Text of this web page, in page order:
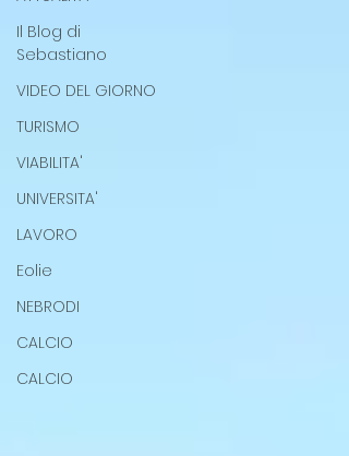
Il Blog di
Sebastiano
VIDEO DEL GIORNO
TURISMO
VIABILITA'
UNIVERSITA'
LAVORO
Eolie
NEBRODI
CALCIO
CALCIO